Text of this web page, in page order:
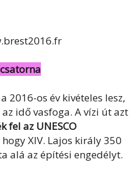
2016-os év kivételes lesz,
idő vasfoga. A vízi út azt
fel az UNESCO
hogy XIV. Lajos király 350
alá az építési engedélyt.